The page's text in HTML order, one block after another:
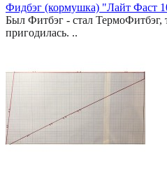
Фидбэг (кормушка) "Лайт Фаст
Был Фитбэг - стал ТермоФитбэг,
пригодилась. ..